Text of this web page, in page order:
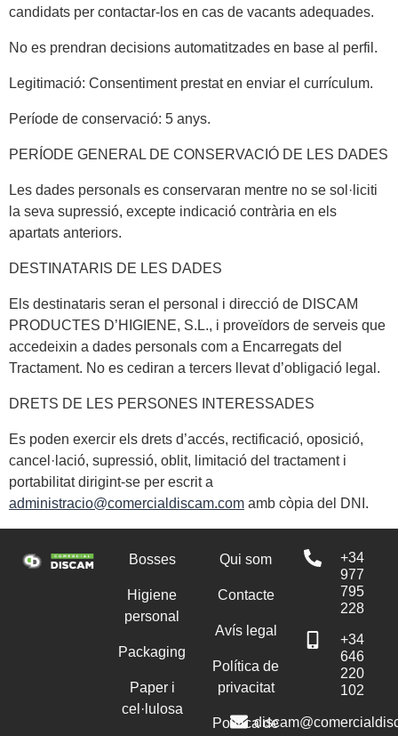
candidats per contactar-los en cas de vacants adequades.
No es prendran decisions automatitzades en base al perfil.
Legitimació: Consentiment prestat en enviar el currículum.
Període de conservació: 5 anys.
PERÍODE GENERAL DE CONSERVACIÓ DE LES DADES
Les dades personals es conservaran mentre no se sol·liciti
la seva supressió, excepte indicació contrària en els
apartats anteriors.
DESTINATARIS DE LES DADES
Els destinataris seran el personal i direcció de DISCAM
PRODUCTES D’HIGIENE, S.L., i proveïdors de serveis que
accedeixin a dades personals com a Encarregats del
Tractament. No es cediran a tercers llevat d’obligació legal.
DRETS DE LES PERSONES INTERESSADES
Es poden exercir els drets d’accés, rectificació, oposició,
cancel·lació, supressió, oblit, limitació del tractament i
portabilitat dirigint-se per escrit a
administracio@comercialdiscam.com amb còpia del DNI.
Bosses
Higiene
personal
Packaging
Paper i
cel·lulosa
Qui som
Contacte
Avís legal
Política de
privacitat
Política de
+34
977
795
228
+34
646
220
102